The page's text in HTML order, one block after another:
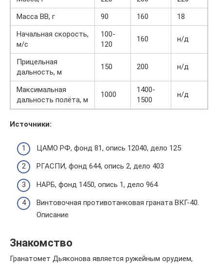
Масса ВВ, г
90 160
18
Начальная скорость,
м/с
100-
120
160 н/д
Прицельная
дальность, м
150 200 н/д
Максимальная
дальность полёта, м
1000
1400-
1500
н/д
Источники:
ЦАМО РФ, фонд 81, опись 12040, дело 125
РГАСПИ, фонд 644, опись 2, дело 403
НАРБ, фонд 1450, опись 1, дело 964
Винтовочная противотанковая граната ВКГ-40.
Описание
Знакомство
Гранатомет Дьяконова является ружейным орудием,